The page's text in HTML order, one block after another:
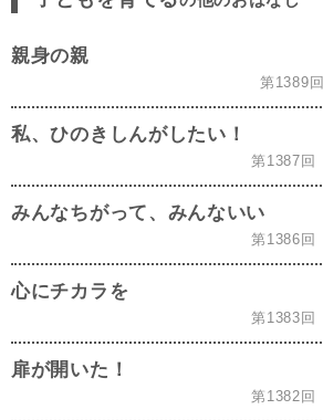
親身の親
第1389回
私、ひのきしんがしたい！
第1387回
みんなちがって、みんないい
第1386回
心にチカラを
第1383回
扉が開いた！
第1382回